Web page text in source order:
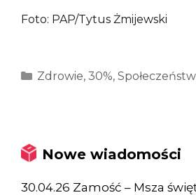
Foto: PAP/Tytus Żmijewski
Kategorie
Zdrowie, 30%,
Nowe wiadomości
30.04.26 Zamość – Msza